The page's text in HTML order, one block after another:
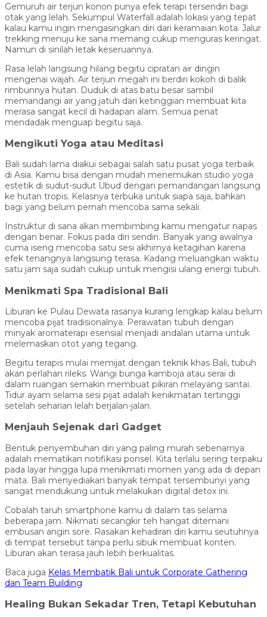
Gemuruh air terjun konon punya efek terapi tersendiri bagi
otak yang lelah. Sekumpul Waterfall adalah lokasi yang tepat
kalau kamu ingin mengasingkan diri dari keramaian kota. Jalur
trekking menuju ke sana memang cukup menguras keringat.
Namun di sinilah letak keseruannya.
Rasa lelah langsung hilang begitu cipratan air dingin
mengenai wajah. Air terjun megah ini berdiri kokoh di balik
rimbunnya hutan. Duduk di atas batu besar sambil
memandangi air yang jatuh dari ketinggian membuat kita
merasa sangat kecil di hadapan alam. Semua penat
mendadak menguap begitu saja.
Mengikuti Yoga atau Meditasi
Bali sudah lama diakui sebagai salah satu pusat yoga terbaik
di Asia. Kamu bisa dengan mudah menemukan studio yoga
estetik di sudut-sudut Ubud dengan pemandangan langsung
ke hutan tropis. Kelasnya terbuka untuk siapa saja, bahkan
bagi yang belum pernah mencoba sama sekali.
Instruktur di sana akan membimbing kamu mengatur napas
dengan benar. Fokus pada diri sendiri. Banyak yang awalnya
cuma iseng mencoba satu sesi akhirnya ketagihan karena
efek tenangnya langsung terasa. Kadang meluangkan waktu
satu jam saja sudah cukup untuk mengisi ulang energi tubuh.
Menikmati Spa Tradisional Bali
Liburan ke Pulau Dewata rasanya kurang lengkap kalau belum
mencoba pijat tradisionalnya. Perawatan tubuh dengan
minyak aromaterapi esensial menjadi andalan utama untuk
melemaskan otot yang tegang.
Begitu terapis mulai memijat dengan teknik khas Bali, tubuh
akan perlahan rileks. Wangi bunga kamboja atau serai di
dalam ruangan semakin membuat pikiran melayang santai.
Tidur ayam selama sesi pijat adalah kenikmatan tertinggi
setelah seharian lelah berjalan-jalan.
Menjauh Sejenak dari Gadget
Bentuk penyembuhan diri yang paling murah sebenarnya
adalah mematikan notifikasi ponsel. Kita terlalu sering terpaku
pada layar hingga lupa menikmati momen yang ada di depan
mata. Bali menyediakan banyak tempat tersembunyi yang
sangat mendukung untuk melakukan digital detox ini.
Cobalah taruh smartphone kamu di dalam tas selama
beberapa jam. Nikmati secangkir teh hangat ditemani
embusan angin sore. Rasakan kehadiran diri kamu seutuhnya
di tempat tersebut tanpa perlu sibuk membuat konten.
Liburan akan terasa jauh lebih berkualitas.
Baca juga Kelas Membatik Bali untuk Corporate Gathering
dan Team Building
Healing Bukan Sekadar Tren, Tetapi Kebutuhan